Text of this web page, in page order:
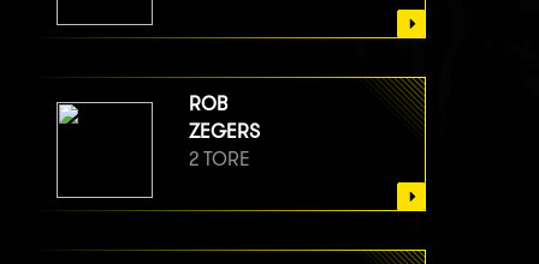
ROB
ZEGERS
2 TORE